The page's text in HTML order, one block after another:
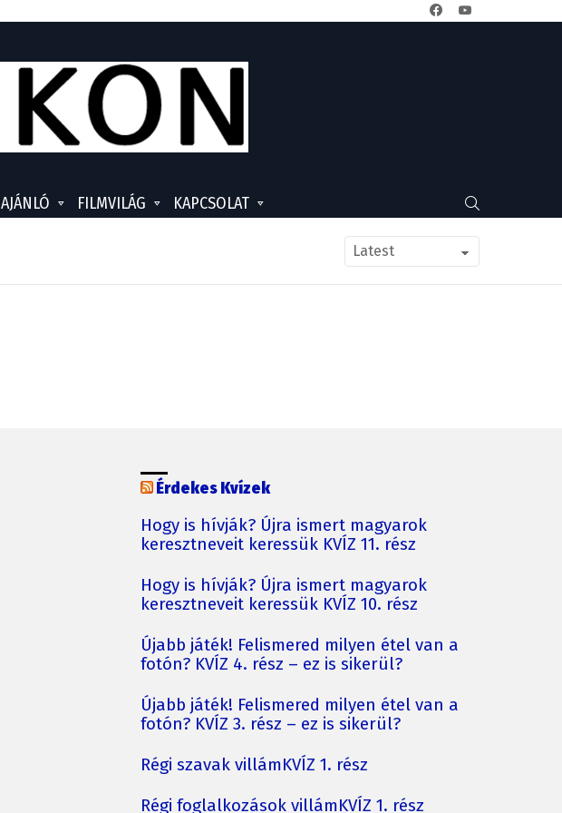
AJÁNLÓ FILMVILÁG KAPCSOLAT
Érdekes Kvízek
Hogy is hívják? Újra ismert magyarok
keresztneveit keressük KVÍZ 11. rész
Hogy is hívják? Újra ismert magyarok
keresztneveit keressük KVÍZ 10. rész
Újabb játék! Felismered milyen étel van a
fotón? KVÍZ 4. rész – ez is sikerül?
Újabb játék! Felismered milyen étel van a
fotón? KVÍZ 3. rész – ez is sikerül?
Régi szavak villámKVÍZ 1. rész
Régi foglalkozások villámKVÍZ 1. rész